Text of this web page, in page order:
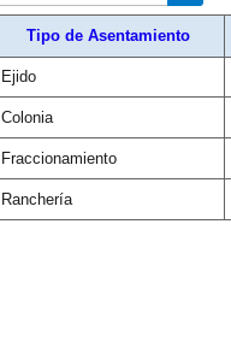
Tipo de Asentamiento
Ejido
Colonia
Fraccionamiento
Ranchería